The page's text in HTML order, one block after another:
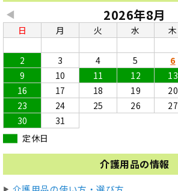
◀ 2026年8月
日 月 火 水 木
2
3 4 5 6
9
10 11 12 13
16
17 18 19 20
23
24 25 26 27
30
31
定休日
介護用品の情報